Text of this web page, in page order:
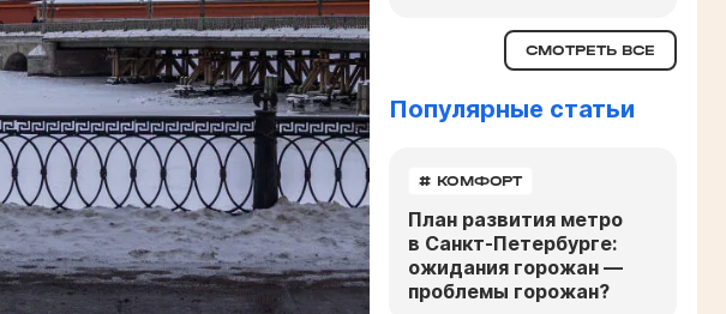
СМОТРЕТЬ ВСЕ
Популярные статьи
# КОМФОРТ
План развития метро
в Санкт-Петербурге:
ожидания горожан —
проблемы горожан?